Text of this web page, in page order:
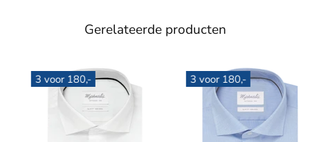
Gerelateerde producten
3 voor 180,- 3 voor 180,-